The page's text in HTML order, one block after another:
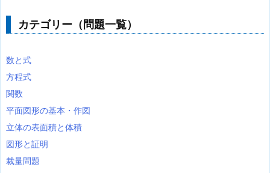
カテゴリー（問題一覧）
数と式
方程式
関数
平面図形の基本・作図
立体の表面積と体積
図形と証明
裁量問題